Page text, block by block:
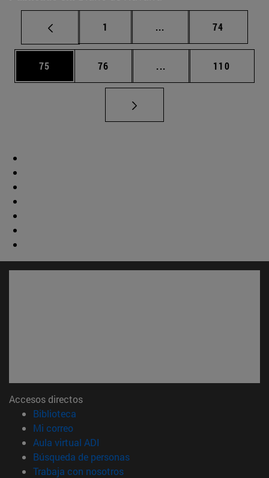
Página
1 ... Páginas intermedias
Página
74
Página
75 Página
76 ... Páginas intermedias
Página
110
Accesos directos
Biblioteca
Mi correo(abre en nueva ventana)
Aula virtual ADI
Búsqueda de personas(abre en nueva ventana)
Trabaja con nosotros(abre en nueva ventana)